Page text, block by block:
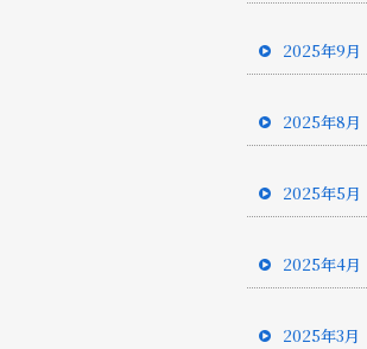
2025年9月
2025年8月
2025年5月
2025年4月
2025年3月